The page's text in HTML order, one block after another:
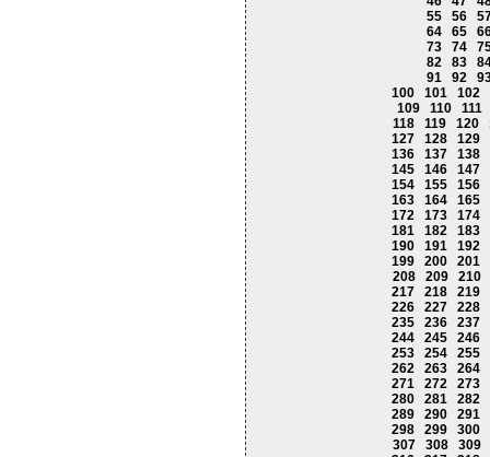
55
56
64
65
73
74
82
83
91
92
100
101
102
109
110
111
118
119 120
127
128
129
136
137
138
145
146
147
154
155
156
163
164
165
172
173
174
181
182
183
190
191
192
199
200
201
208
209
210
217
218
219
226
227
228
235
236
237
244
245
246
253
254
255
262
263
264
271
272
273
280
281
282
289
290
291
298
299
300
307
308
309